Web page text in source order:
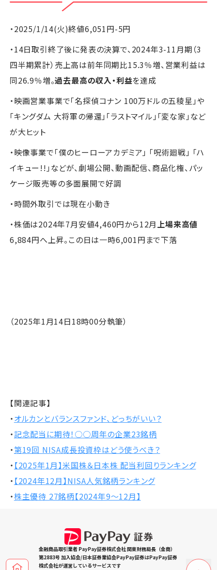
・2025/1/14(火)終値6,051円-5円
・14日取引終了後に発表の決算で、2024年3-11月期（3
四半期累計）売上高は前年同期比15.3％増、営業利益は
同26.9％増。過去最高の収入・利益を達成
・映画営業事業で「名探偵コナン 100万ドルの五稜星」や
「キングダム 大将軍の帰還」「ラストマイル」「変な家」など
が大ヒット
・映像事業で「僕のヒーローアカデミア」 「呪術廻戦」 「ハ
イキュー!!」などが、劇場公開、動画配信、商品化権、パッ
ケージ販売等の多面展開で好調
・時間外取引では現在小動き
・株価は2024年7月安値4,460円から12月上場来高値
6,884円へ上昇。この日は一時6,001円まで下落
（2025年1月14日18時00分執筆）
【関連記事】
・オルカンとバランスファンド、どっちがいい？
・記念配当に期待！○○周年の企業23銘柄
・第19回 NISA成長投資枠はどう使うべき？
・ 【2025年1月】米国株＆日本株 配当利回りランキング
・ 【2024年12月】NISA人気銘柄ランキング
・株主優待 27銘柄【2024年9～12月】
金融商品取引業者 PayPay証券株式会社 関東財務局長（金商）
第2883号 加入協会/日本証券業協会PayPay証券はPayPay証券
株式会社が運営しているサービスです